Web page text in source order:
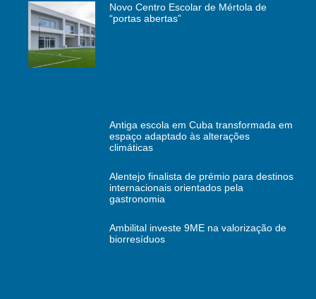
Novo Centro Escolar de Mértola de
“portas abertas”
Antiga escola em Cuba transformada em
espaço adaptado às alterações
climáticas
Alentejo finalista de prémio para destinos
internacionais orientados pela
gastronomia
Ambilital investe 9ME na valorização de
biorresíduos